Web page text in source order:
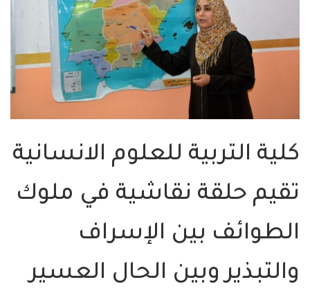
كلية التربية للعلوم الانسانية
تقيم حلقة نقاشية في ملوك
الطوائف بين الإسراف
والتبذير وبين الحال العسير